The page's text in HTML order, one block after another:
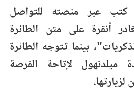
عبر منصته للتواصل
أنقرة على متن الطائرة
بينما تتوجه الطائرة
ميلدنهول لإتاحة الفرصة
لزيارتها.